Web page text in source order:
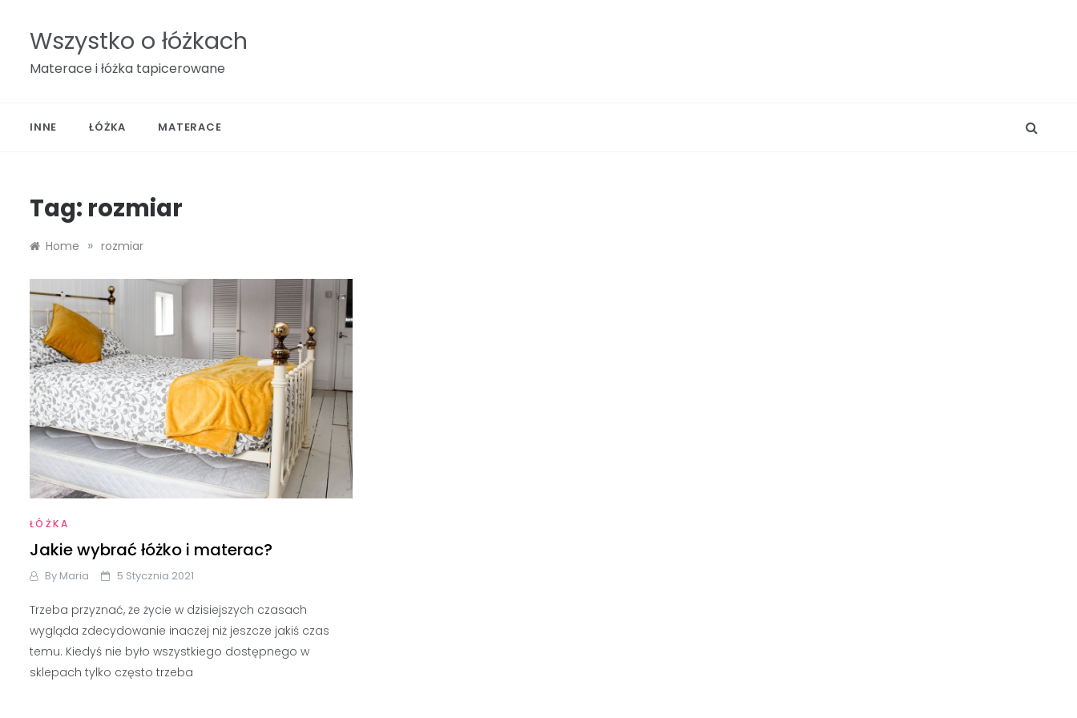
contentWszystko o łóżkach
Materace i łóżka tapicerowane
INNE ŁÓŻKA MATERACE
Tag: rozmiar
Home » rozmiar
ŁÓŻKA
Jakie wybrać łóżko i materac?
By Maria 5 Stycznia 2021
Trzeba przyznać, że życie w dzisiejszych czasach
wygląda zdecydowanie inaczej niż jeszcze jakiś czas
temu. Kiedyś nie było wszystkiego dostępnego w
sklepach tylko często trzeba